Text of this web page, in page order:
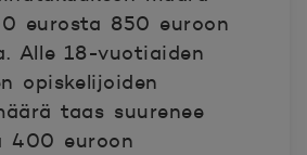
eurosta 850 euroon
Alle 18-vuotiaiden
opiskelijoiden
taas suurenee
400 euroon